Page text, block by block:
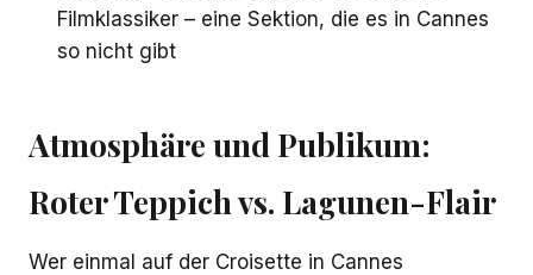
Filmklassiker – eine Sektion, die es in Cannes
so nicht gibt
Atmosphäre und Publikum:
Roter Teppich vs. Lagunen-Flair
Wer einmal auf der Croisette in Cannes